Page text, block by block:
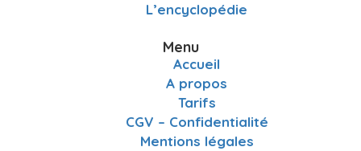
L’encyclopédie
Menu
Accueil
A propos
Tarifs
CGV – Confidentialité
Mentions légales